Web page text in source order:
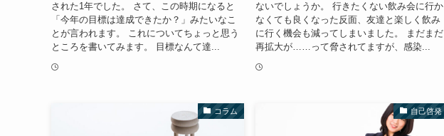
された1年でした。 さて、この時期になると
「今年の目標は達成できたか？」みたいなこ
とが言われます。 これについてちょっと思う
ところを書いてみます。 目標なんて達...
ないでしょうか。 行きたくない飲み会に行か
なくても良くなった反面、友達と楽しく飲み
に行く機会も減ってしまいました。 まだまだ
再拡大が……って脅されてますが、感染...
コラム 自己啓発